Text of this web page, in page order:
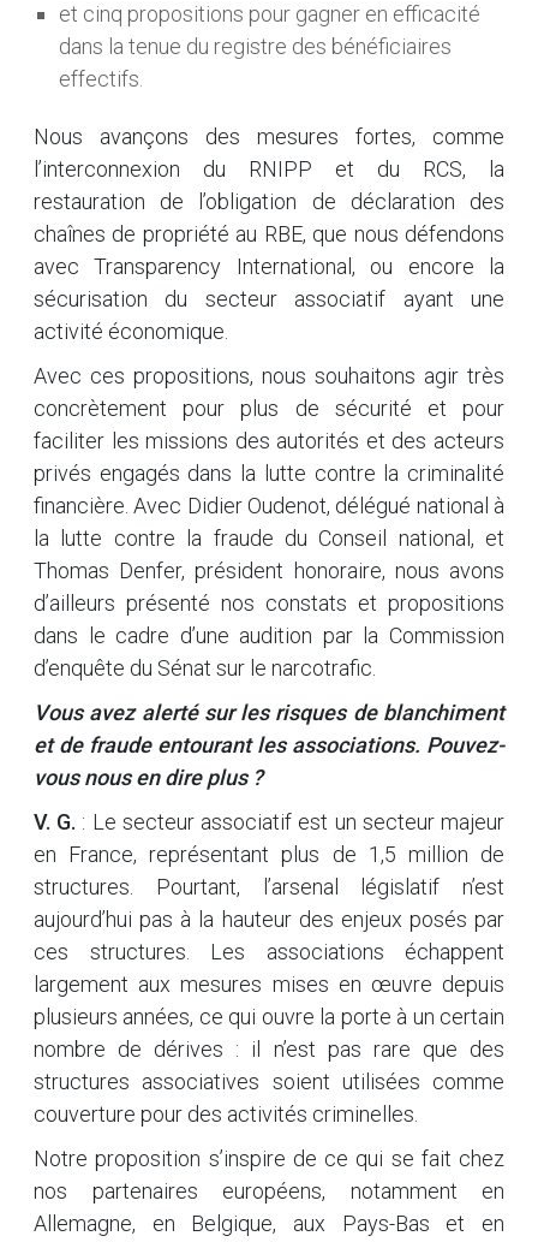
et cinq propositions pour gagner en efficacité
dans la tenue du registre des bénéficiaires
effectifs.
Nous avançons des mesures fortes, comme
l’interconnexion du RNIPP et du RCS, la
restauration de l’obligation de déclaration des
chaînes de propriété au RBE, que nous défendons
avec Transparency International, ou encore la
sécurisation du secteur associatif ayant une
activité économique.
Avec ces propositions, nous souhaitons agir très
concrètement pour plus de sécurité et pour
faciliter les missions des autorités et des acteurs
privés engagés dans la lutte contre la criminalité
financière. Avec Didier Oudenot, délégué national à
la lutte contre la fraude du Conseil national, et
Thomas Denfer, président honoraire, nous avons
d’ailleurs présenté nos constats et propositions
dans le cadre d’une audition par la Commission
d’enquête du Sénat sur le narcotrafic.
Vous avez alerté sur les risques de blanchiment
et de fraude entourant les associations. Pouvez-
vous nous en dire plus ?
V. G. : Le secteur associatif est un secteur majeur
en France, représentant plus de 1,5 million de
structures. Pourtant, l’arsenal législatif n’est
aujourd’hui pas à la hauteur des enjeux posés par
ces structures. Les associations échappent
largement aux mesures mises en œuvre depuis
plusieurs années, ce qui ouvre la porte à un certain
nombre de dérives : il n’est pas rare que des
structures associatives soient utilisées comme
couverture pour des activités criminelles.
Notre proposition s’inspire de ce qui se fait chez
nos partenaires européens, notamment en
Allemagne, en Belgique, aux Pays-Bas et en